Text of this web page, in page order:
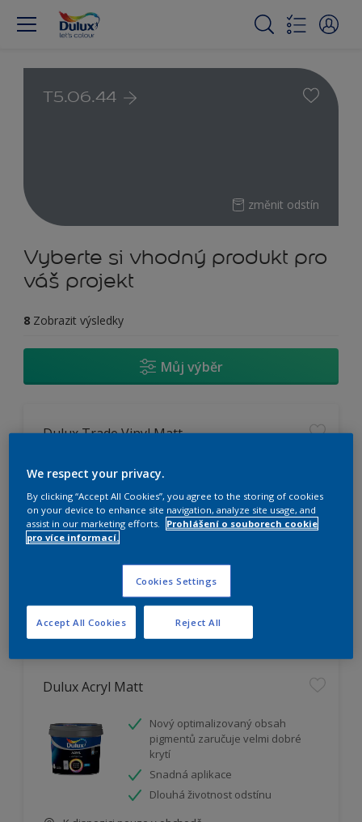
T5.06.44
změnit odstín
Vyberte si vhodný produkt pro
váš projekt
8 Zobrazit výsledky
Můj výběr
Dulux Trade Vinyl Matt
Omyvatelný
Vysoká otěruodolnost
Extrémní vydatnost
Dulux Acryl Matt
Nový optimalizovaný obsah
pigmentů zaručuje velmi dobré
krytí
Snadná aplikace
Dlouhá životnost odstínu
We respect your privacy.
By clicking “Accept All Cookies”, you agree to the storing of cookies
on your device to enhance site navigation, analyze site usage, and
assist in our marketing efforts.
Prohlášení o souborech cookie
pro více informací.
Cookies Settings
Reject All
Accept All Cookies